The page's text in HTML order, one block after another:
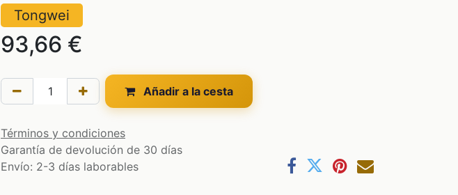
Tongwei
93,66 €
Añadir a la cesta
Términos y condiciones
Garantía de devolución de 30 días
Envío: 2-3 días laborables